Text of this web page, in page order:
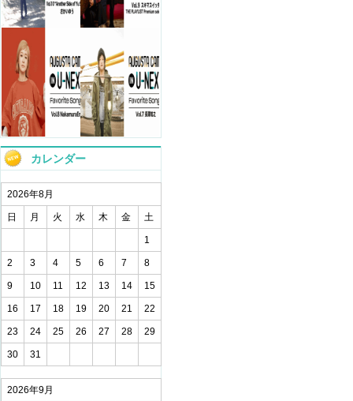
カレンダー
2026年8月
日 月 火 水 木 金 土
1
2 3 4 5 6 7 8
9 10 11 12 13 14 15
16 17 18 19 20 21 22
23 24 25 26 27 28 29
30 31
2026年9月